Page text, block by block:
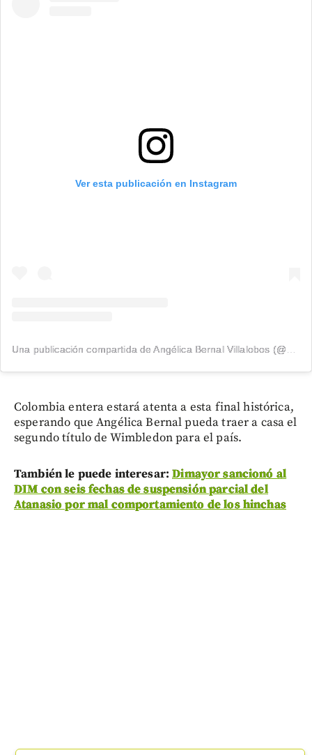
Ver esta publicación en Instagram
Colombia entera estará atenta a esta final histórica,
esperando que Angélica Bernal pueda traer a casa el
segundo título de Wimbledon para el país.
También le puede interesar:Dimayor sancionó al
DIM con seis fechas de suspensión parcial del
Atanasio por mal comportamiento de los hinchas